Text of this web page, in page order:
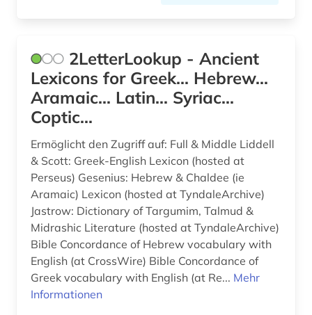
berufe (1)
berufsschule (1)
beschluss (1)
bestandsverzeichnis (1)
betriebswirtschaftslehre (1)
bezeichnung (1)
bibel (73)
2LetterLookup - Ancient
Lexicons for Greek... Hebrew...
Aramaic... Latin... Syriac...
Coptic...
Ermöglicht den Zugriff auf: Full & Middle Liddell
& Scott: Greek-English Lexicon (hosted at
Perseus) Gesenius: Hebrew & Chaldee (ie
Aramaic) Lexicon (hosted at TyndaleArchive)
Jastrow: Dictionary of Targumim, Talmud &
Midrashic Literature (hosted at TyndaleArchive)
Bible Concordance of Hebrew vocabulary with
English (at CrossWire) Bible Concordance of
Greek vocabulary with English (at Re... Mehr
Informationen